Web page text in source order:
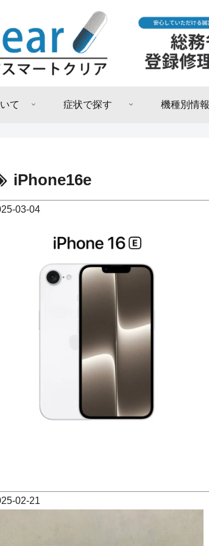
て 症状で探す 機種別情報
iPhone16e
03-04
02-21